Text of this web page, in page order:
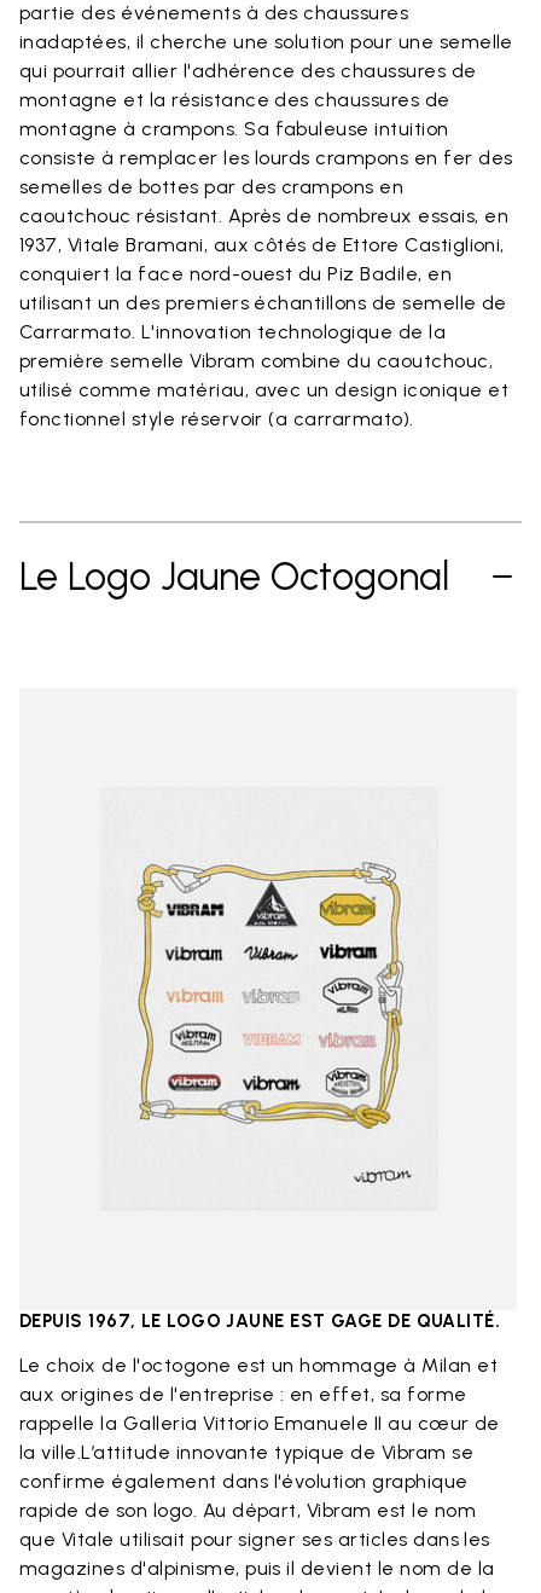
partie des événements à des chaussures
inadaptées, il cherche une solution pour une semelle
qui pourrait allier l'adhérence des chaussures de
montagne et la résistance des chaussures de
montagne à crampons. Sa fabuleuse intuition
consiste à remplacer les lourds crampons en fer des
semelles de bottes par des crampons en
caoutchouc résistant. Après de nombreux essais, en
1937, Vitale Bramani, aux côtés de Ettore Castiglioni,
conquiert la face nord-ouest du Piz Badile, en
utilisant un des premiers échantillons de semelle de
Carrarmato. L'innovation technologique de la
première semelle Vibram combine du caoutchouc,
utilisé comme matériau, avec un design iconique et
fonctionnel style réservoir (a carrarmato).​
Le Logo Jaune Octogonal​
DEPUIS 1967, LE LOGO JAUNE EST GAGE DE QUALITÉ. ​
Le choix de l'octogone est un hommage à Milan et
aux origines de l'entreprise : en effet, sa forme
rappelle la Galleria Vittorio Emanuele II au cœur de
la ville.​ L’attitude innovante typique de Vibram se
confirme également dans l'évolution graphique
rapide de son logo. Au départ, Vibram est le nom
que Vitale utilisait pour signer ses articles dans les
magazines d'alpinisme, puis il devient le nom de la